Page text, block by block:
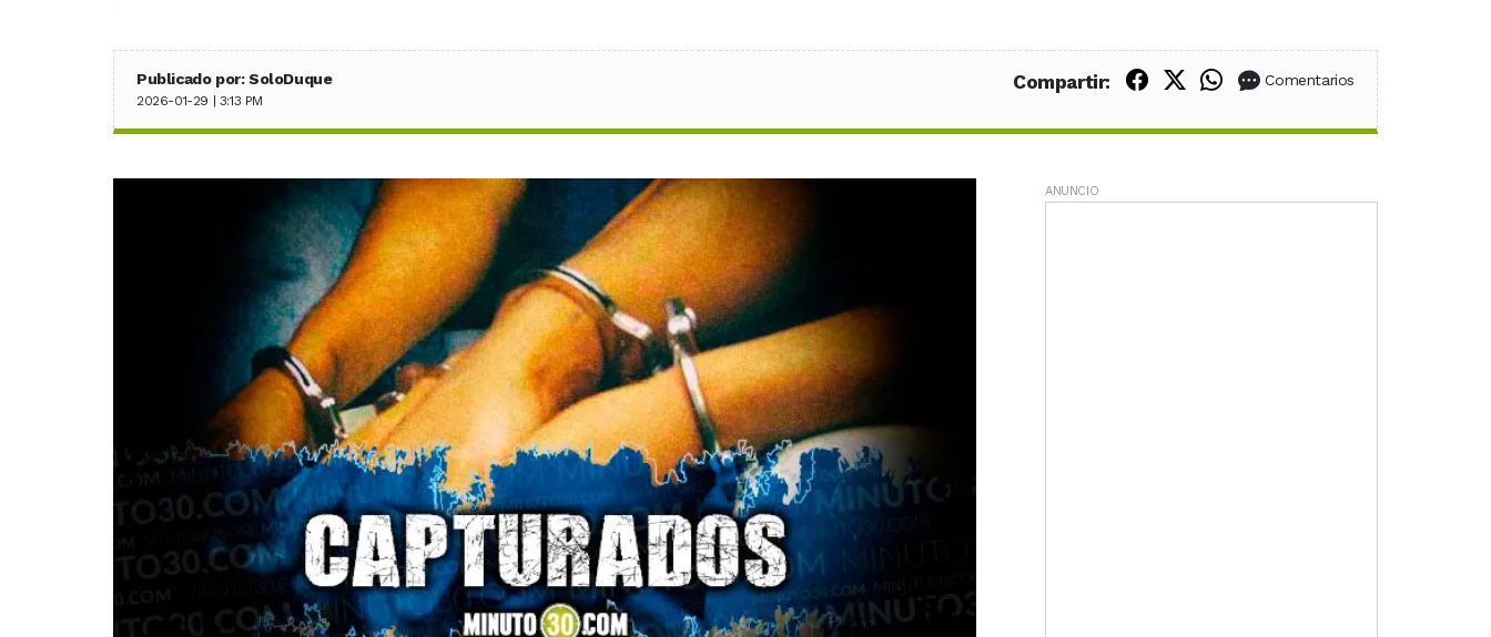
Publicado por: SoloDuque
2026-01-29 | 3:13 PM
Compartir: Compartir en Facebook
Compartir en X (Twitter)
Compartir en WhatsApp
Comentarios
ANUNCIO